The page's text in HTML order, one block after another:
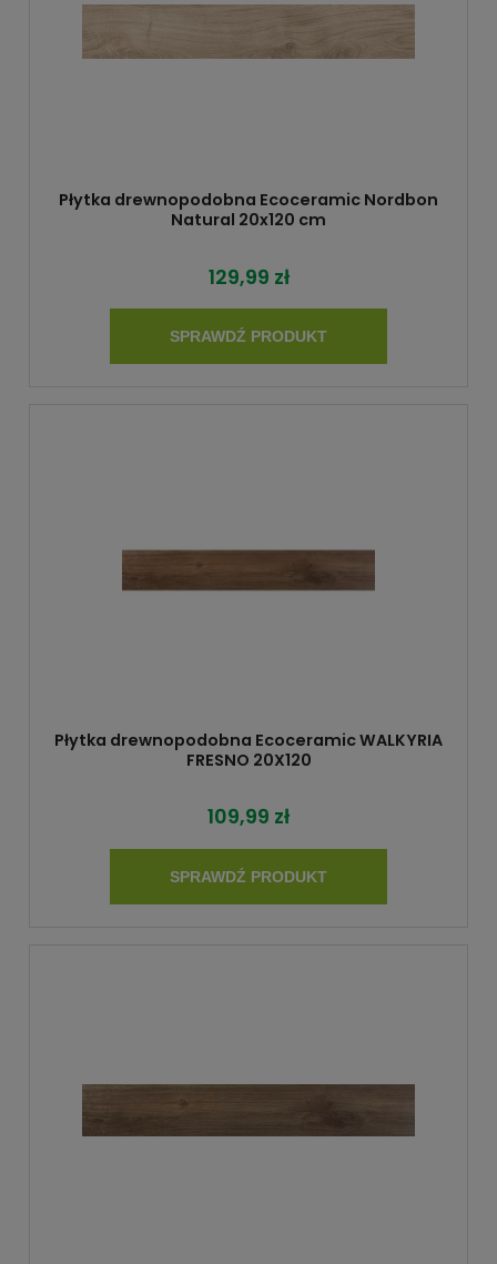
Płytka drewnopodobna Ecoceramic Nordbon
Natural 20x120 cm
129,99 zł
SPRAWDŹ PRODUKT
Płytka drewnopodobna Ecoceramic WALKYRIA
FRESNO 20X120
109,99 zł
SPRAWDŹ PRODUKT